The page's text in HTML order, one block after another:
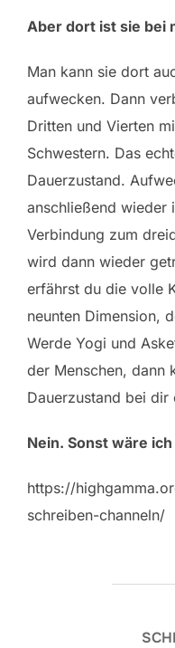
Aber dort ist sie bei
Man kann sie dort
aufwecken. Dann
Dritten und Vierten
Schwestern. Das
Dauerzustand.
anschließend wieder
Verbindung zum
wird dann wieder
erfährst du die volle
neunten Dimension,
Werde Yogi und
der Menschen, dann
Dauerzustand bei
Nein. Sonst wäre
https://
schreiben-channeln/